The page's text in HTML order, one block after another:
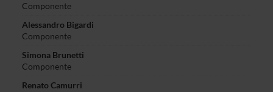
Componente
Alessandro Bigardi
Componente
Simona Brunetti
Componente
Renato Camurri